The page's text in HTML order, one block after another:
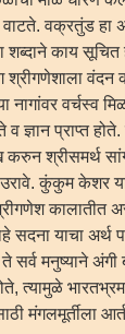
वक्रतुंड हा
शब्दाने काय
श्रीगणेशाला
नागांवर वर्चस्व
व ज्ञान प्राप्त
श्रीसमर्थ
कुंकुम केशर
कालातीत
सदना याचा अर्थ
सर्व मनुष्याने अंगी
त्यामुळे
मंगलमूर्तीला